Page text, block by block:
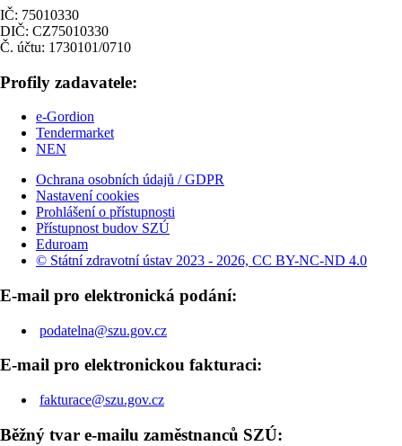
IČ: 75010330
DIČ: CZ75010330
Č. účtu: 1730101/0710
Profily zadavatele:
e-Gordion
Tendermarket
NEN
Ochrana osobních údajů / GDPR
Nastavení cookies
Prohlášení o přístupnosti
Přístupnost budov SZÚ
Eduroam
© Státní zdravotní ústav 2023 - 2026, CC BY-NC-ND 4.0
E-mail pro elektronická podání:
podatelna@szu.gov.cz
E-mail pro elektronickou fakturaci:
fakturace@szu.gov.cz
Běžný tvar e-mailu zaměstnanců SZÚ: